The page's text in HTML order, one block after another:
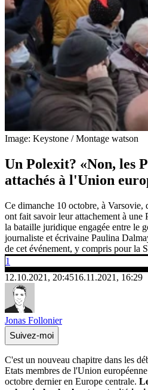
Image: Keystone / Montage watson
Un Polexit? «Non, les
attachés à l'Union
Ce dimanche 10 octobre, à Varsovie,
ont fait savoir leur attachement à une
la bataille juridique engagée entre le
journaliste et écrivaine Paulina
de cet événement, y compris pour la
1
12.10.2021, 20:4516.11.2021, 16:29
Jonas Follonier
Suivez-moi
C'est un nouveau chapitre dans les
Etats membres de l'Union
octobre dernier en Europe centrale.